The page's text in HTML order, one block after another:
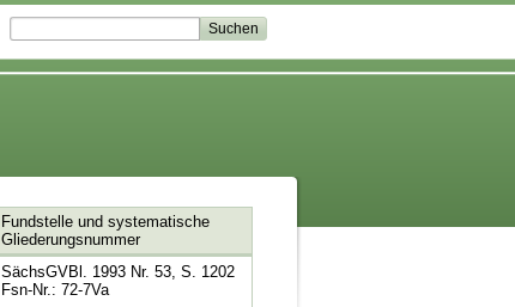
Fundstelle und systematische
Gliederungsnummer
SächsGVBl. 1993 Nr. 53, S. 1202
Fsn-Nr.: 72-7Va